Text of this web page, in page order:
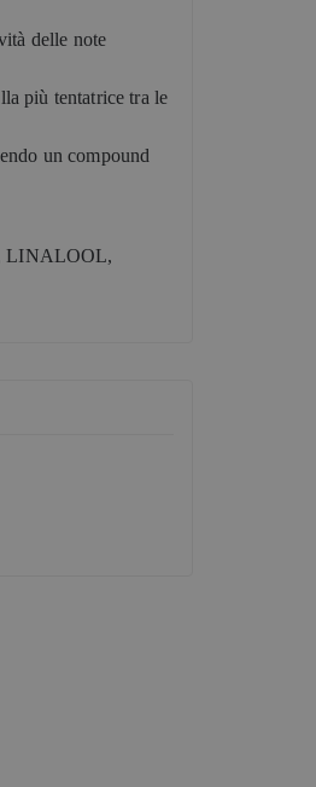
delle note
più tentatrice tra le
un compound
LINALOOL,